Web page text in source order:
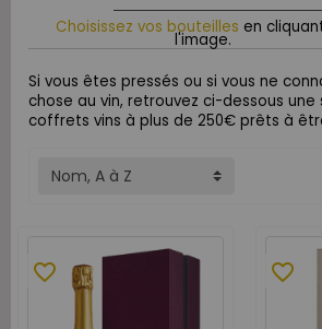
Choisissez vos bouteilles en
l'image.
Si vous êtes pressés ou si vous ne
chose au vin, retrouvez ci-dessous
coffrets vins à plus de 250€ prêts à
Nom, A à Z
favorite_border favorite_border